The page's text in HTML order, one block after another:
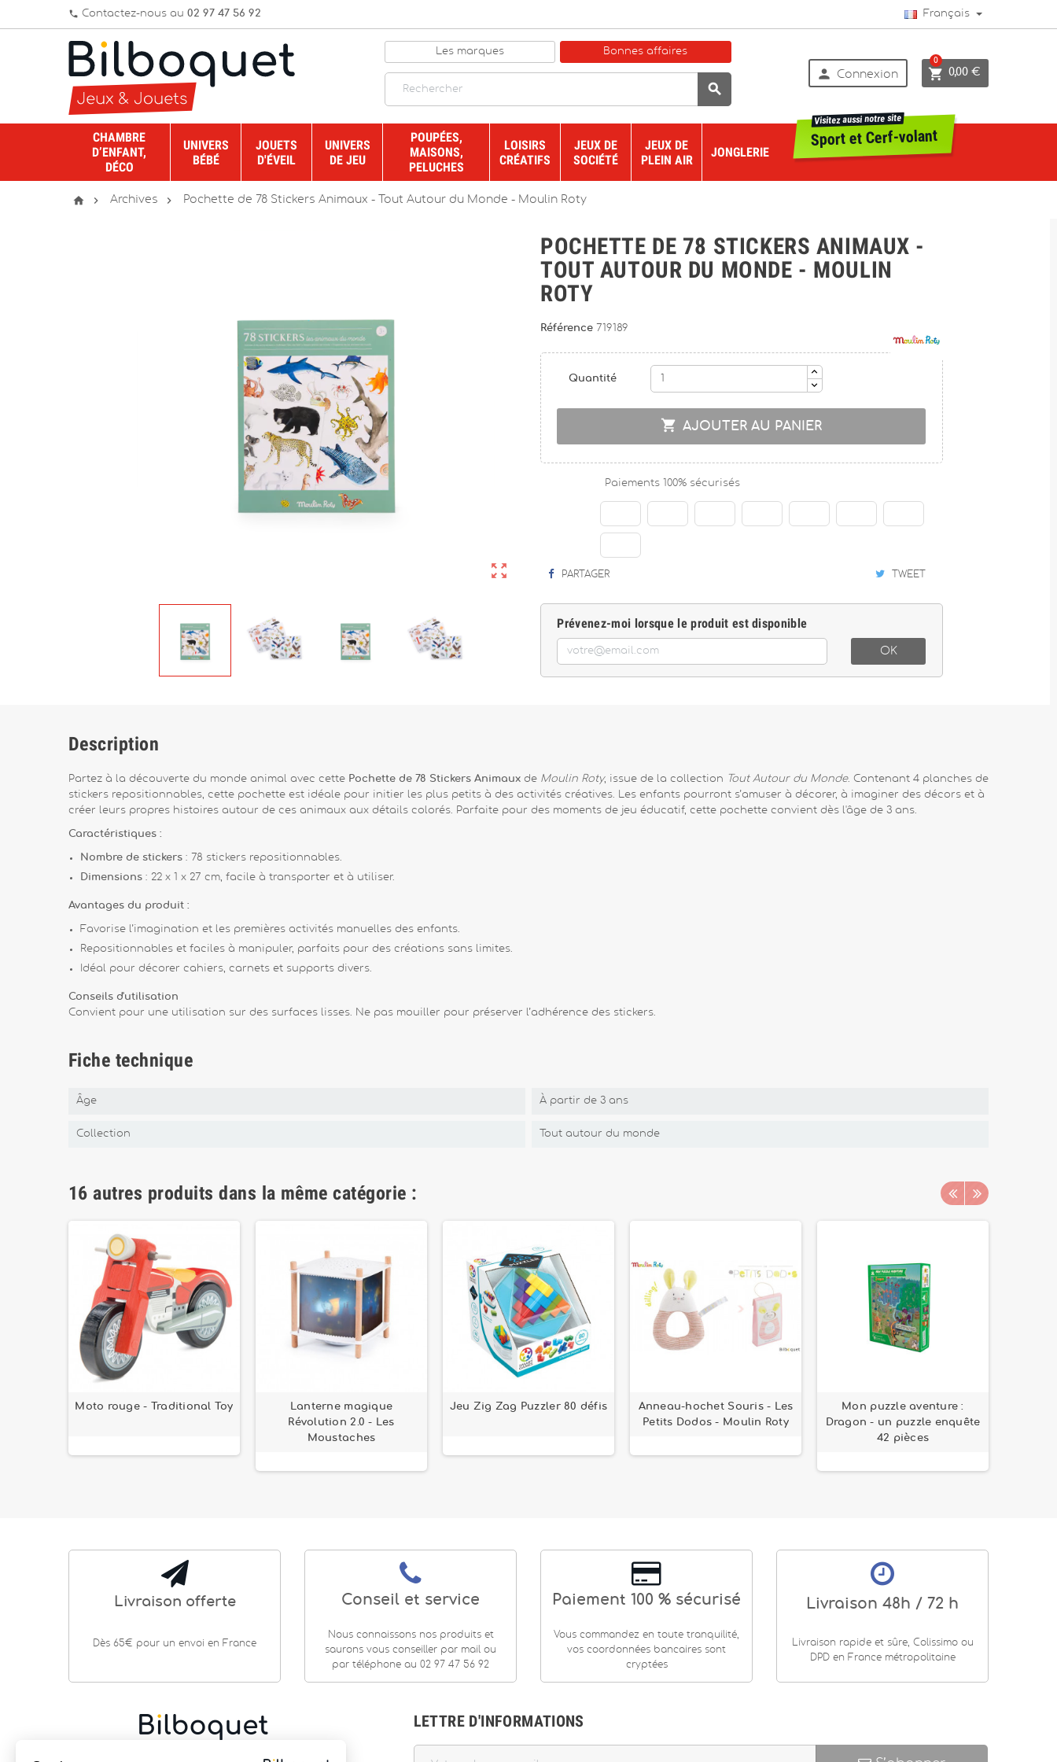
phone Contactez-nous au 02 97 47 56 92 Français
Les marques Bonnes affaires

 Connexion  0,00 €
0
CHAMBRE
D’ENFANT,
DÉCO
UNIVERS
BÉBÉ
JOUETS
D'ÉVEIL
UNIVERS
DE JEU
POUPÉES,
MAISONS,
PELUCHES
LOISIRS
CRÉATIFS
JEUX DE
SOCIÉTÉ
JEUX DE
PLEIN AIR
JONGLERIE
Sport et Cerf-volant
Visitez aussi notre site
  Archives  Pochette de 78 Stickers Animaux - Tout Autour du Monde - Moulin Roty

POCHETTE DE 78 STICKERS ANIMAUX -
TOUT AUTOUR DU MONDE - MOULIN
ROTY
Référence 719189
Quantité
 AJOUTER AU PANIER
Paiements 100% sécurisés
PARTAGER TWEET
Prévenez-moi lorsque le produit est disponible
OK
Description
Partez à la découverte du monde animal avec cette Pochette de 78 Stickers Animaux de Moulin Roty, issue de la collection Tout Autour du Monde. Contenant 4 planches de
stickers repositionnables, cette pochette est idéale pour initier les plus petits à des activités créatives. Les enfants pourront s’amuser à décorer, à imaginer des décors et à
créer leurs propres histoires autour de ces animaux aux détails colorés. Parfaite pour des moments de jeu éducatif, cette pochette convient dès l'âge de 3 ans.
Caractéristiques :
Nombre de stickers : 78 stickers repositionnables.
Dimensions : 22 x 1 x 27 cm, facile à transporter et à utiliser.
Avantages du produit :
Favorise l’imagination et les premières activités manuelles des enfants.
Repositionnables et faciles à manipuler, parfaits pour des créations sans limites.
Idéal pour décorer cahiers, carnets et supports divers.
Conseils d'utilisation
Convient pour une utilisation sur des surfaces lisses. Ne pas mouiller pour préserver l’adhérence des stickers.
Fiche technique
Âge À partir de 3 ans
Collection Tout autour du monde
16 autres produits dans la même catégorie :
Moto rouge - Traditional Toy
Lanterne magique
Révolution 2.0 - Les
Moustaches
Jeu Zig Zag Puzzler 80 défis
Anneau-hochet Souris - Les
Petits Dodos - Moulin Roty
Mon puzzle aventure :
Dragon - un puzzle enquête
42 pièces
Livraison offerte
Dès 65€ pour un envoi en France
Conseil et service
Nous connaissons nos produits et
saurons vous conseiller par mail ou
par téléphone au 02 97 47 56 92
Paiement 100 % sécurisé
Vous commandez en toute tranquilité,
vos coordonnées bancaires sont
cryptées
Livraison 48h / 72 h
Livraison rapide et sûre, Colissimo ou
DPD en France métropolitaine
LETTRE D'INFORMATIONS